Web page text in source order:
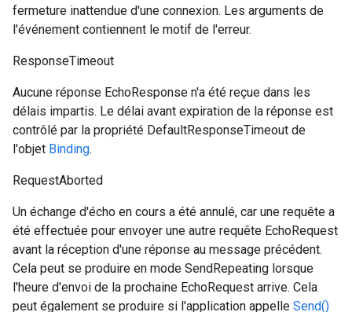
fermeture inattendue d'une connexion. Les arguments de
l'événement contiennent le motif de l'erreur.
ResponseTimeout
Aucune réponse EchoResponse n'a été reçue dans les
délais impartis. Le délai avant expiration de la réponse est
contrôlé par la propriété DefaultResponseTimeout de
l'objet Binding.
RequestAborted
Un échange d'écho en cours a été annulé, car une requête a
été effectuée pour envoyer une autre requête EchoRequest
avant la réception d'une réponse au message précédent.
Cela peut se produire en mode SendRepeating lorsque
l'heure d'envoi de la prochaine EchoRequest arrive. Cela
peut également se produire si l'application appelle Send()